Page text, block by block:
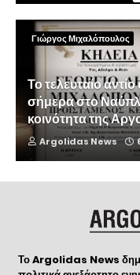
Γιώργος Μιχαλόπουλος
Το τελευταίο
σήμερα στο
κοινότητα της
Argolidas News
Το Argolidas News